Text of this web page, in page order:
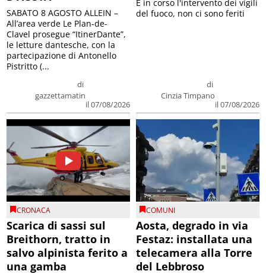
di
gazzettamatin
il 07/08/2026
SABATO 8 AGOSTO ALLEIN –
All’area verde Le Plan-de-
Clavel prosegue “ItinerDante”,
le letture dantesche, con la
partecipazione di Antonello
Pistritto (...
di
Cinzia Timpano
il 07/08/2026
E in corso l'intervento dei vigili
del fuoco, non ci sono feriti
CRONACA
Scarica di sassi sul
Breithorn, tratto in
salvo alpinista ferito a
una gamba
COMUNI
Aosta, degrado in via
Festaz: installata una
telecamera alla Torre
del Lebbroso